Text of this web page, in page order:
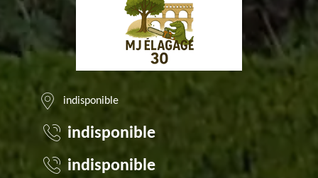
indisponible
indisponible
indisponible